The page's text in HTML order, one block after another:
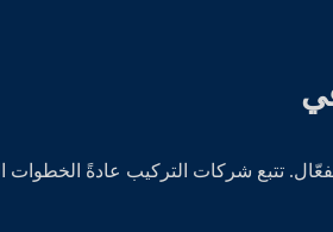
تتبع شركات التركيب عادةً الخطوات